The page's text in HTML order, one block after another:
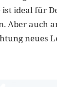
ideal für
Aber
neues